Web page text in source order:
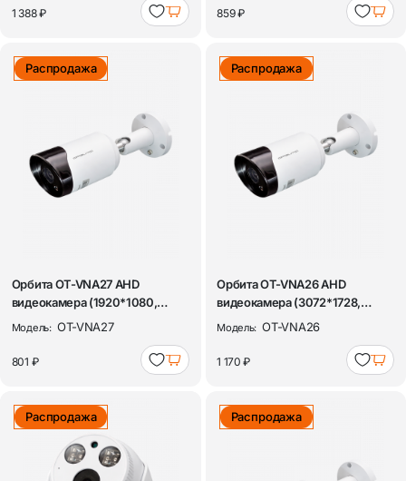
1 388 ₽ 859 ₽
Распродажа
Орбита OT-VNA27 AHD
видеокамера (1920*1080,
3.6мм, металл)
Модель: OT-VNA27
801 ₽
Распродажа
Орбита OT-VNA26 AHD
видеокамера (3072*1728,
3.6мм, металл)
Модель: OT-VNA26
1 170 ₽
Распродажа Распродажа